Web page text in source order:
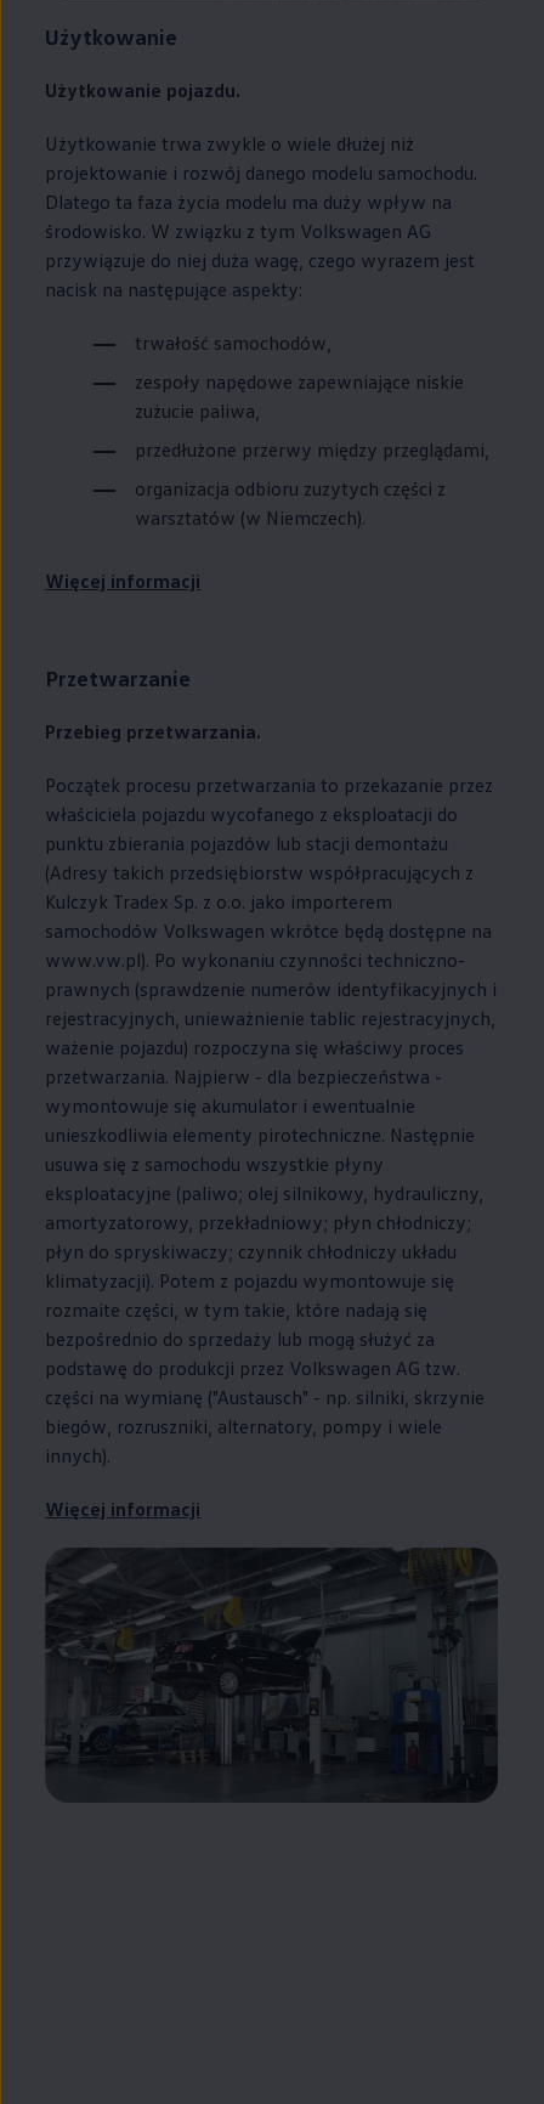
Użytkowanie
Użytkowanie pojazdu.
Użytkowanie trwa zwykle o wiele dłużej niż
projektowanie i rozwój danego modelu samochodu.
Dlatego ta faza życia modelu ma duży wpływ na
środowisko. W związku z tym Volkswagen AG
przywiązuje do niej duża wagę, czego wyrazem jest
nacisk na następujące aspekty:
trwałość samochodów,
zespoły napędowe zapewniające niskie
zużucie paliwa,
przedłużone przerwy między przeglądami,
organizacja odbioru zuzytych części z
warsztatów (w Niemczech).
Więcej informacji
Przetwarzanie
Przebieg przetwarzania.
Początek procesu przetwarzania to przekazanie przez
właściciela pojazdu wycofanego z eksploatacji do
punktu zbierania pojazdów lub stacji demontażu
(Adresy takich przedsiębiorstw współpracujących z
Kulczyk Tradex Sp. z o.o. jako importerem
samochodów Volkswagen wkrótce będą dostępne na
www.vw.pl). Po wykonaniu czynności techniczno-
prawnych (sprawdzenie numerów identyfikacyjnych i
rejestracyjnych, unieważnienie tablic rejestracyjnych,
ważenie pojazdu) rozpoczyna się właściwy proces
przetwarzania. Najpierw - dla bezpieczeństwa -
wymontowuje się akumulator i ewentualnie
unieszkodliwia elementy pirotechniczne. Następnie
usuwa się z samochodu wszystkie płyny
eksploatacyjne (paliwo; olej silnikowy, hydrauliczny,
amortyzatorowy, przekładniowy; płyn chłodniczy;
płyn do spryskiwaczy; czynnik chłodniczy układu
klimatyzacji). Potem z pojazdu wymontowuje się
rozmaite części, w tym takie, które nadają się
bezpośrednio do sprzedaży lub mogą służyć za
podstawę do produkcji przez Volkswagen AG tzw.
części na wymianę ("Austausch" - np. silniki, skrzynie
biegów, rozruszniki, alternatory, pompy i wiele
innych).
Więcej informacji